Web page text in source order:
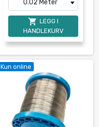
 LEGG I
HANDLEKURV
Kun online